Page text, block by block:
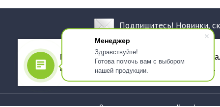
Менеджер
Здравствуйте!
Готова помочь вам с выбором
нашей продукции.
Подпишитесь! Новинки,
Мы используем файлы cookie, для
использованием сервиса Яндекс.Метрика.